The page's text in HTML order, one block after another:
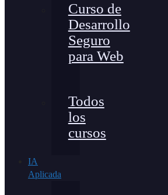
Curso de
Desarrollo
Seguro
para Web
Todos
los
cursos
IA
Aplicada